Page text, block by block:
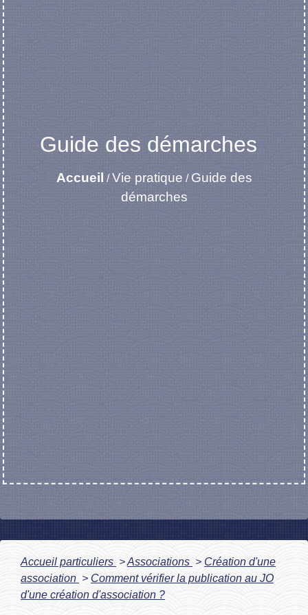
Guide des démarches
Accueil /Vie pratique / Guide des
démarches
Accueil particuliers >Associations > Création d'une
association > Comment vérifier la publication au JO
d'une création d'association ?